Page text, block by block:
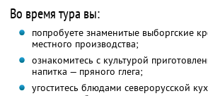
Во время тура вы:
попробуете знаменитые выборгские
местного производства;
ознакомитесь с культурой
напитка — пряного глега;
угоститесь блюдами северорусской